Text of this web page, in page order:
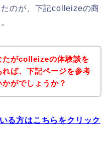
のが、下記colleizeの商
たがcolleizeの体験談を
ば、下記ページを参考
がでしょうか？
る方はこちらをクリック